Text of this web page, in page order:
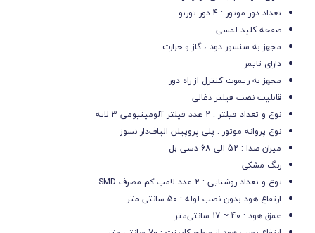
تعداد دور موتور : 4 دور توربو
صفحه کلید لمسی
مجهز به سنسور دود ، گاز و حرارت
دارای تایمر
مجهز به ریموت کنترل از راه دور
قابلیت نصب فیلتر ذغالی
نوع و تعداد فیلتر : 2 عدد فیلتر آلومینیومی 3 لایه
نوع پروانه موتور : پلی پروپیلن الیاف‌دار نسوز
میزان صدا : 52 الی 68 دسی بل
رنگ مشکی
نوع و تعداد روشنایی : 2 عدد لامپ کم مصرف SMD
ارتفاع هود بدون نصب لوله : 50 سانتی متر
عمق هود : 40 ~ 17 سانتی‌متر